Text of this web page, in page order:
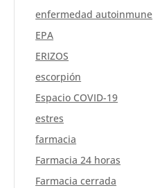
enfermedad autoinmune
EPA
ERIZOS
escorpión
Espacio COVID-19
estres
farmacia
Farmacia 24 horas
Farmacia cerrada